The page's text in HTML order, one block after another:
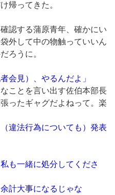
帰ってきた。
認する蒲原青年、確かにい
外して中の物触っていいん
ろうに。
会見）、やるんだよ」
ことを言い出す佐伯本部長
ったギャグだよねって。楽
違法行為についても）発表
も一緒に処分してくださ
計大事になるじゃな